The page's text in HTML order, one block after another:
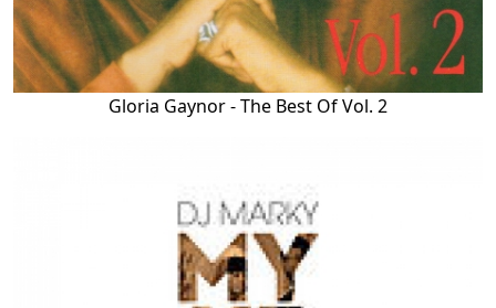
Gloria Gaynor - The Best Of Vol. 2